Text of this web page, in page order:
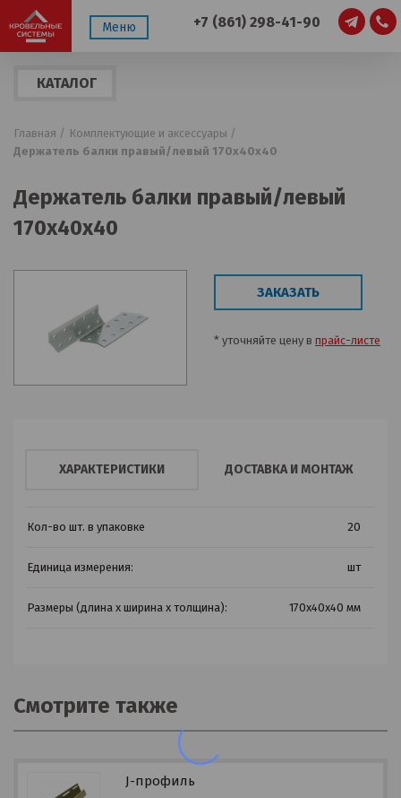
Меню +7 (861) 298-41-90
КАТАЛОГ
Главная / Комплектующие и аксессуары /
Держатель балки правый/левый 170х40х40
Держатель балки правый/левый
170х40х40
ЗАКАЗАТЬ
* уточняйте цену в прайс-листе
ХАРАКТЕРИСТИКИ ДОСТАВКА И МОНТАЖ
Кол-во шт. в упаковке 20
Единица измерения: шт
Размеры (длина х ширина х толщина): 170х40х40 мм
Смотрите также
J-профиль